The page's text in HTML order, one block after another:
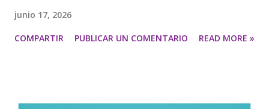
junio 17, 2026
COMPARTIR PUBLICAR UN COMENTARIO READ MORE »